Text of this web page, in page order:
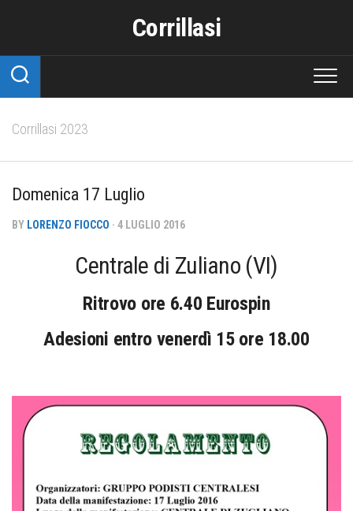
Corrillasi
Corrillasi 2023
Domenica 17 Luglio
BY LORENZO FIOCCO · 4 LUGLIO 2016
Centrale di Zuliano (VI)
Ritrovo ore 6.40 Eurospin
Adesioni entro venerdì 15 ore 18.00